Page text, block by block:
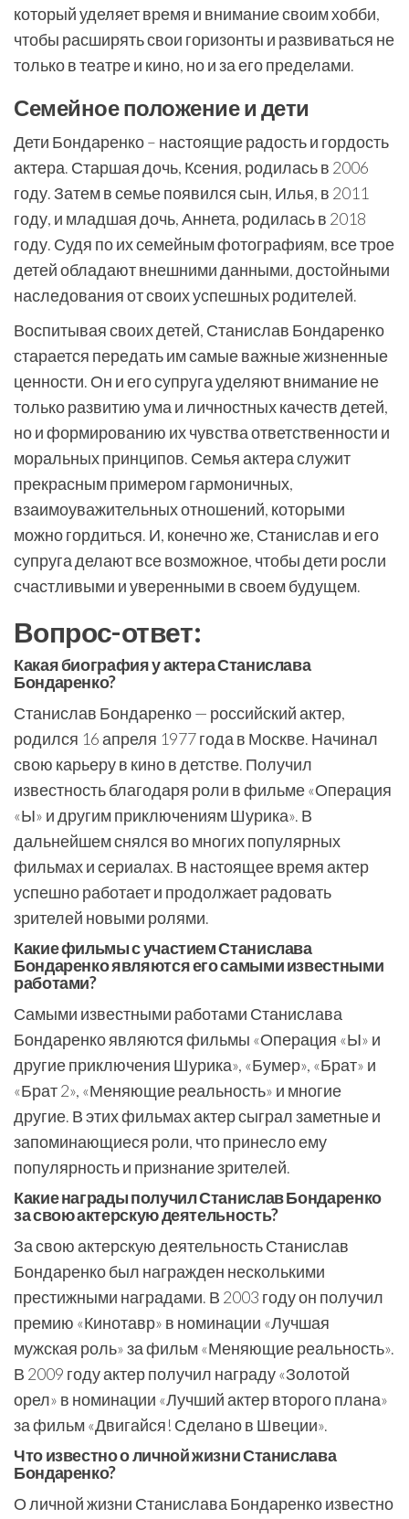
который уделяет время и внимание своим хобби,
чтобы расширять свои горизонты и развиваться не
только в театре и кино, но и за его пределами.
Семейное положение и дети
Дети Бондаренко – настоящие радость и гордость
актера. Старшая дочь, Ксения, родилась в 2006
году. Затем в семье появился сын, Илья, в 2011
году, и младшая дочь, Аннета, родилась в 2018
году. Судя по их семейным фотографиям, все трое
детей обладают внешними данными, достойными
наследования от своих успешных родителей.
Воспитывая своих детей, Станислав Бондаренко
старается передать им самые важные жизненные
ценности. Он и его супруга уделяют внимание не
только развитию ума и личностных качеств детей,
но и формированию их чувства ответственности и
моральных принципов. Семья актера служит
прекрасным примером гармоничных,
взаимоуважительных отношений, которыми
можно гордиться. И, конечно же, Станислав и его
супруга делают все возможное, чтобы дети росли
счастливыми и уверенными в своем будущем.
Вопрос-ответ:
Какая биография у актера Станислава
Бондаренко?
Станислав Бондаренко — российский актер,
родился 16 апреля 1977 года в Москве. Начинал
свою карьеру в кино в детстве. Получил
известность благодаря роли в фильме «Операция
«Ы» и другим приключениям Шурика». В
дальнейшем снялся во многих популярных
фильмах и сериалах. В настоящее время актер
успешно работает и продолжает радовать
зрителей новыми ролями.
Какие фильмы с участием Станислава
Бондаренко являются его самыми известными
работами?
Самыми известными работами Станислава
Бондаренко являются фильмы «Операция «Ы» и
другие приключения Шурика», «Бумер», «Брат» и
«Брат 2», «Меняющие реальность» и многие
другие. В этих фильмах актер сыграл заметные и
запоминающиеся роли, что принесло ему
популярность и признание зрителей.
Какие награды получил Станислав Бондаренко
за свою актерскую деятельность?
За свою актерскую деятельность Станислав
Бондаренко был награжден несколькими
престижными наградами. В 2003 году он получил
премию «Кинотавр» в номинации «Лучшая
мужская роль» за фильм «Меняющие реальность».
В 2009 году актер получил награду «Золотой
орел» в номинации «Лучший актер второго плана»
за фильм «Двигайся! Сделано в Швеции».
Что известно о личной жизни Станислава
Бондаренко?
О личной жизни Станислава Бондаренко известно